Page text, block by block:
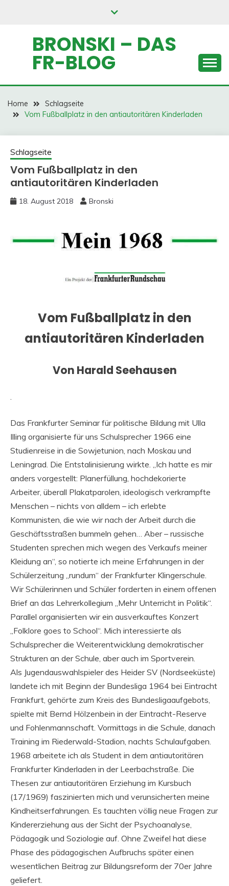
BRONSKI – DAS
FR-BLOG
Home
Schlagseite
Vom Fußballplatz in den antiautoritären Kinderladen
Schlagseite
Vom Fußballplatz in den
antiautoritären Kinderladen
18. August 2018 Bronski
Vom Fußballplatz in den
antiautoritären Kinderladen
Von Harald Seehausen
.
Das Frankfurter Seminar für politische Bildung mit Ulla
Illing organisierte für uns Schulsprecher 1966 eine
Studienreise in die Sowjetunion, nach Moskau und
Leningrad. Die Entstalinisierung wirkte. „Ich hatte es mir
anders vorgestellt: Planerfüllung, hochdekorierte
Arbeiter, überall Plakatparolen, ideologisch verkrampfte
Menschen – nichts von alldem – ich erlebte
Kommunisten, die wie wir nach der Arbeit durch die
Geschäftsstraßen bummeln gehen… Aber – russische
Studenten sprechen mich wegen des Verkaufs meiner
Kleidung an“, so notierte ich meine Erfahrungen in der
Schülerzeitung „rundum“ der Frankfurter Klingerschule.
Wir Schülerinnen und Schüler forderten in einem offenen
Brief an das Lehrerkollegium „Mehr Unterricht in Politik“.
Parallel organisierten wir ein ausverkauftes Konzert
„Folklore goes to School“. Mich interessierte als
Schulsprecher die Weiterentwicklung demokratischer
Strukturen an der Schule, aber auch im Sportverein.
Als Jugendauswahlspieler des Heider SV (Nordseeküste)
landete ich mit Beginn der Bundesliga 1964 bei Eintracht
Frankfurt, gehörte zum Kreis des Bundesligaaufgebots,
spielte mit Bernd Hölzenbein in der Eintracht-Reserve
und Fohlenmannschaft. Vormittags in die Schule, danach
Training im Riederwald-Stadion, nachts Schulaufgaben.
1968 arbeitete ich als Student in dem antiautoritären
Frankfurter Kinderladen in der Leerbachstraße. Die
Thesen zur antiautoritären Erziehung im Kursbuch
(17/1969) faszinierten mich und verunsicherten meine
Kindheitserfahrungen. Es tauchten völlig neue Fragen zur
Kindererziehung aus der Sicht der Psychoanalyse,
Pädagogik und Soziologie auf. Ohne Zweifel hat diese
Phase des pädagogischen Aufbruchs später einen
wesentlichen Beitrag zur Bildungsreform der 70er Jahre
geliefert.